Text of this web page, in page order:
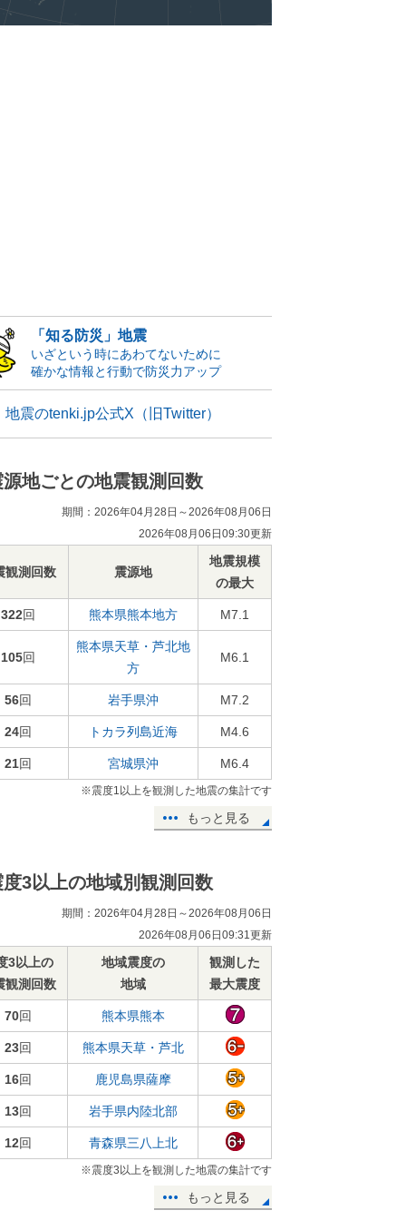
「知る防災」地震
いざという時にあわてないために
確かな情報と行動で防災力アップ
地震のtenki.jp公式X（旧Twitter）
源地ごとの地震観測回数
期間：2026年04月28日～2026年08月06日
2026年08月06日09:30更新
観測回数 震源地
地震規模
の最大
322回 熊本県熊本地方 M7.1
105回
熊本県天草・芦北地
方
M6.1
56回 岩手県沖 M7.2
24回 トカラ列島近海 M4.6
21回 宮城県沖 M6.4
※震度1以上を観測した地震の集計です
もっと見る
度3以上の地域別観測回数
期間：2026年04月28日～2026年08月06日
2026年08月06日09:31更新
3以上の
観測回数
地域震度の
地域
観測した
最大震度
70回 熊本県熊本
23回 熊本県天草・芦北
16回 鹿児島県薩摩
13回 岩手県内陸北部
12回 青森県三八上北
※震度3以上を観測した地震の集計です
もっと見る